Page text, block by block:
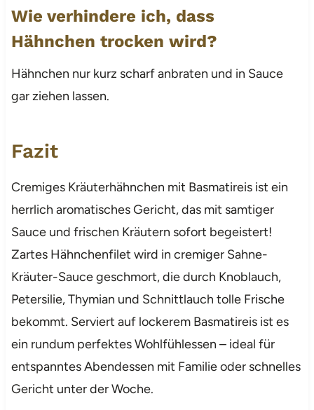
Wie verhindere ich, dass
Hähnchen trocken wird?
Hähnchen nur kurz scharf anbraten und in Sauce
gar ziehen lassen.
Fazit
Cremiges Kräuterhähnchen mit Basmatireis ist ein
herrlich aromatisches Gericht, das mit samtiger
Sauce und frischen Kräutern sofort begeistert!
Zartes Hähnchenfilet wird in cremiger Sahne-
Kräuter-Sauce geschmort, die durch Knoblauch,
Petersilie, Thymian und Schnittlauch tolle Frische
bekommt. Serviert auf lockerem Basmatireis ist es
ein rundum perfektes Wohlfühlessen – ideal für
entspanntes Abendessen mit Familie oder schnelles
Gericht unter der Woche.